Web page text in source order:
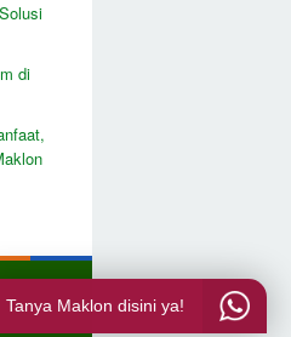
di
Tanya Maklon disini ya!